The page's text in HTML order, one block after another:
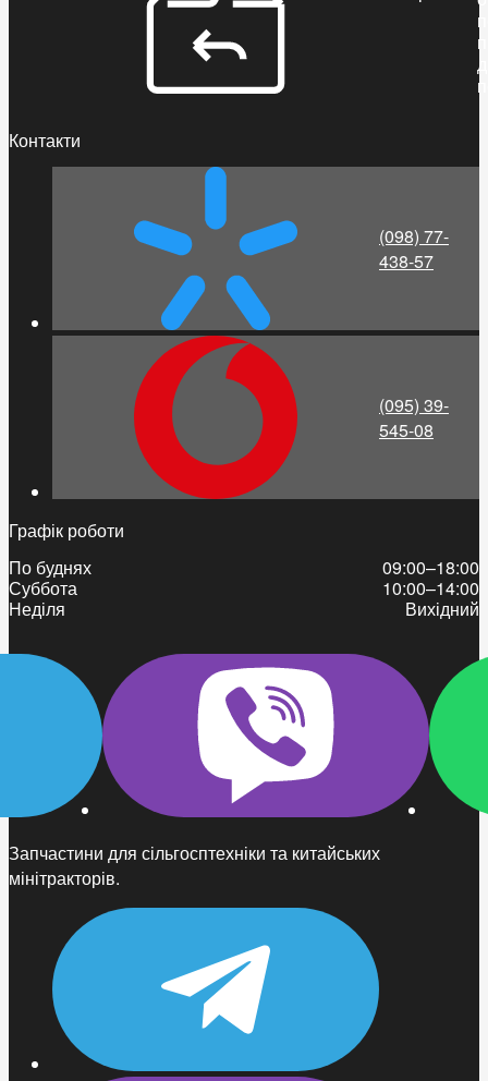
Запчастини для сільгосптехніки та китайських
мінітракторів.
Контакти
(098) 77-
438-57
(095) 39-
545-08
Графік роботи
По буднях
09:00–18:00
Суббота
10:00–14:00
Неділя
Вихідний